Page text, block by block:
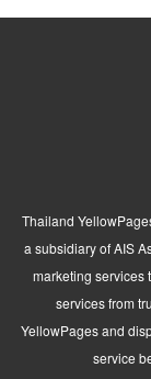
Thailand
a subsidiary of AIS
marketing services
services from
YellowPages and
service